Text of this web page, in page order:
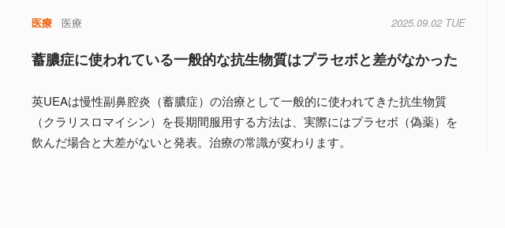
医療 医療 2025.09.02 TUE
蓄膿症に使われている一般的な抗生物質はプラセボと差がなかった
英UEAは慢性副鼻腔炎（蓄膿症）の治療として一般的に使われてきた抗生物質
（クラリスロマイシン）を長期間服用する方法は、実際にはプラセボ（偽薬）を
飲んだ場合と大差がないと発表。治療の常識が変わります。